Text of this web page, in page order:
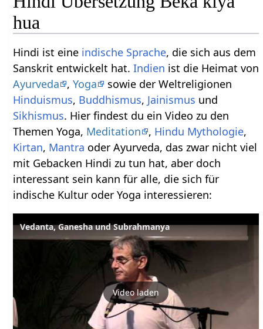
hua
Hindi ist eine indische Sprache, die sich aus dem
Sanskrit entwickelt hat.Indien ist die Heimat von
Ayurveda
,Yoga
sowie der Weltreligionen
Hinduismus, Buddhismus, Jainismus und
Sikhismus. Hier findest du ein Video zu den
Themen Yoga, Meditation , Hindu Mythologie,
Kirtan, Mantra oder Ayurveda, das zwar nicht viel
mit Gebacken Hindi zu tun hat, aber doch
interessant sein kann für alle, die sich für
indische Kultur oder Yoga interessieren:
Vedanta, Ganesha und Subrahmanya
Video laden